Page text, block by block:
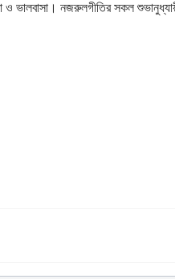
ও ভালবাসা। নজরুলগীতির সকল